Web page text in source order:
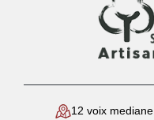
12 voix mediane